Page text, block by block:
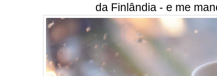
da Finlândia - e me